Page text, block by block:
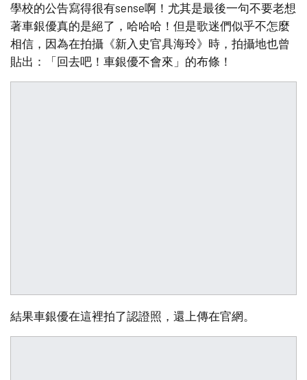
學校的公告寫得很有sense啊！尤其是最後一句不要老想
著車銀優真的是絕了，哈哈哈！但是歌迷們似乎不怎麼
相信，因為在拍攝《新入史官具海玲》時，拍攝地也曾
貼出：「回去吧！車銀優不會來」的布條！
結果車銀優在這裡拍了認證照，還上傳在官網。